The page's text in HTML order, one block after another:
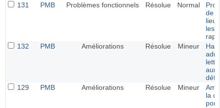
131
PMB Problèmes fonctionnels Résolue Normal
de
lieu
les
132
PMB Améliorations Résolue Mineur
129
PMB Améliorations Résolue Mineur
la